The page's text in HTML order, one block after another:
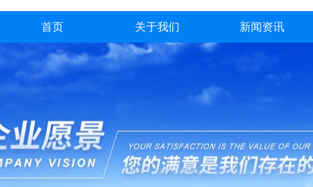
首页 关于我们 新闻资讯